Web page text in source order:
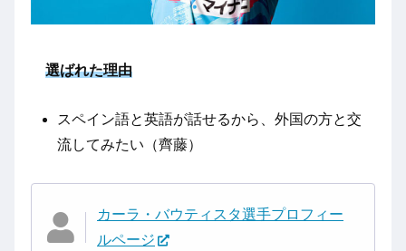
選ばれた理由
スペイン語と英語が話せるから、外国の方と交
流してみたい（齊藤）
カーラ・バウティスタ選手プロフィー
ルページ